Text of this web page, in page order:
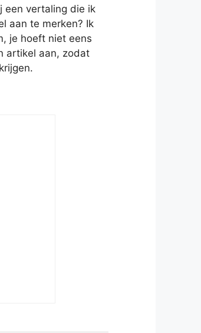
een vertaling die ik
aan te merken? Ik
je hoeft niet eens
artikel aan, zodat